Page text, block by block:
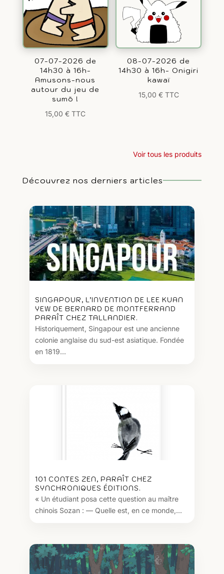
07-07-2026 de
14h30 à 16h-
Amusons-nous
autour du jeu de
sumō !
15,00€ TTC
08-07-2026 de
14h30 à 16h- Onigiri
kawaï
15,00 € TTC
Voir tous les produits
Découvrez nos derniers articles
SINGAPOUR, L’INVENTION DE LEE KUAN
YEW DE BERNARD DE MONTFERRAND
PARAÎT CHEZ TALLANDIER.
Historiquement, Singapour est une ancienne
colonie anglaise du sud-est asiatique. Fondée
en 1819...
101 CONTES ZEN, PARAÎT CHEZ
SYNCHRONIQUES ÉDITIONS.
« Un étudiant posa cette question au maître
chinois Sozan : — Quelle est, en ce monde,...